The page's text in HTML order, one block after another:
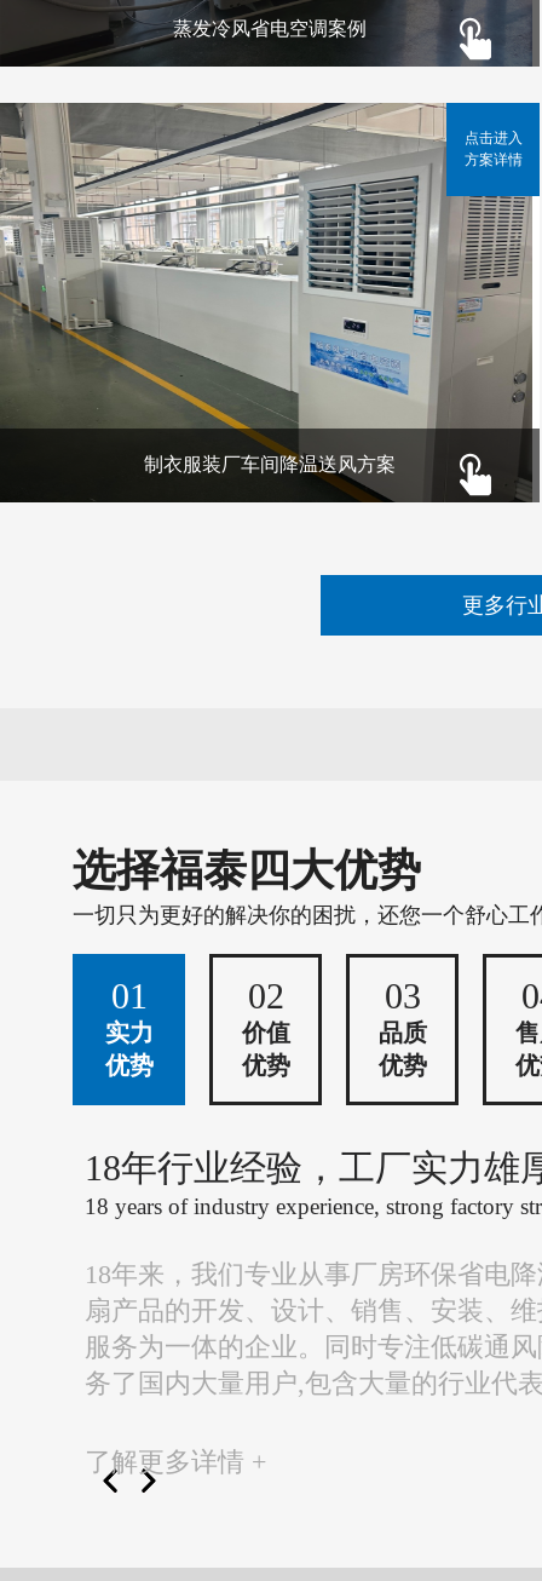
蒸发冷风省电空调案例
制衣服装厂车间降温送风方案
点击进入
方案详情
更多行
选择福泰四大优势
一切只为更好的解决你的困扰，还您一个舒心工
01
实力
优势
02
价值
优势
03
品质
优势
18年行业经验，工厂实力雄
18 years of industry experience, strong factory
18年来，我们专业从事厂房环保省电
扇产品的开发、设计、销售、安装、
服务为一体的企业。同时专注低碳通
务了国内大量用户,包含大量的行业代
了解更多详情 +